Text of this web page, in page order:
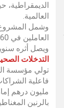
العالمية.
وشمل المشروع
ويصل أثره سنوياً إلى 4,000 طفل
التدخلات
تولي مؤسسة
مليون درهم
بالرنين